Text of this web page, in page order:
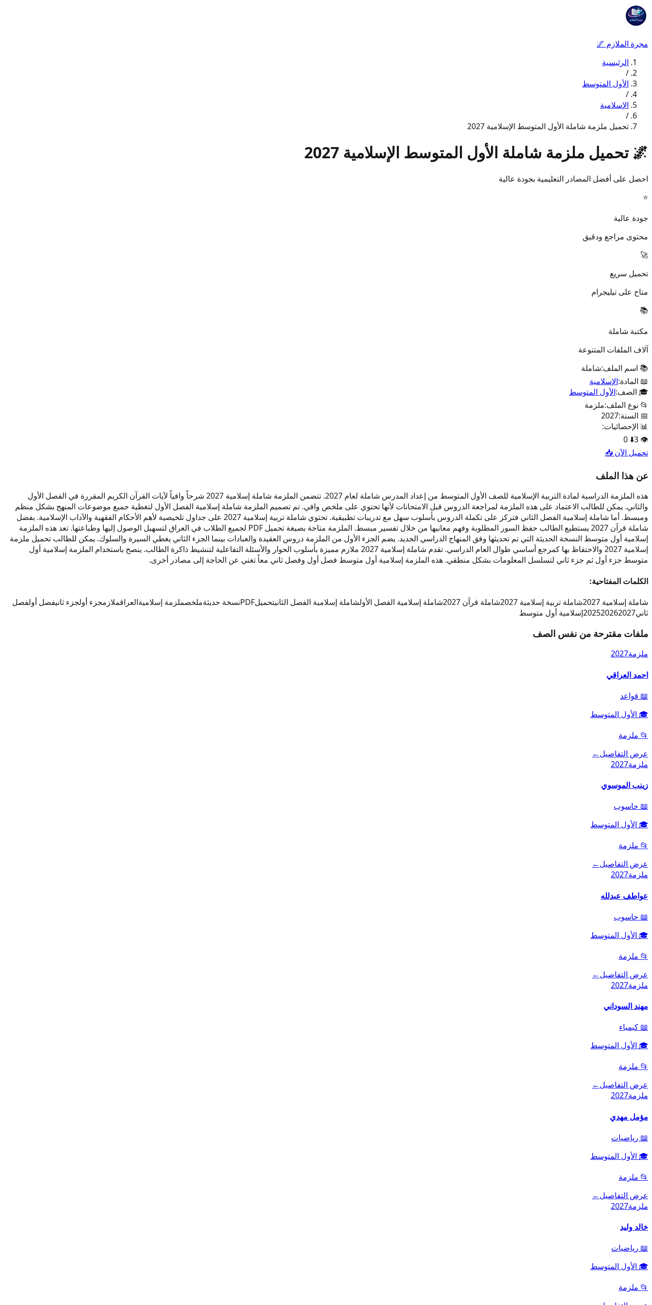
مجرة الملازم 🌌
الرئيسية
/
الأول المتوسط
/
الإسلامية
/
تحميل ملزمة شاملة الأول المتوسط الإسلامية 2027
🌌 تحميل ملزمة شاملة الأول المتوسط الإسلامية 2027
احصل على أفضل المصادر التعليمية بجودة عالية
⭐
جودة عالية
محتوى مراجع ودقيق
🚀
تحميل سريع
متاح على تيليجرام
📚
مكتبة شاملة
آلاف الملفات المتنوعة
📚 اسم الملف:شاملة
📖 المادة:الإسلامية
🎓 الصف:الأول المتوسط
📂 نوع الملف:ملزمة
📅 السنة:2027
📊 الإحصائيات:
👁️
3
⬇️
0
تحميل الآن 📥
عن هذا الملف
هذه الملزمة الدراسية لمادة التربية الإسلامية للصف الأول المتوسط من إعداد المدرس شاملة لعام 2027. تتضمن الملزمة شاملة إسلامية 2027 شرحاً وافياً لآيات القرآن الكريم المقررة في الفصل الأول
والثاني. يمكن للطالب الاعتماد على هذه الملزمة لمراجعة الدروس قبل الامتحانات لأنها تحتوي على ملخص وافي. تم تصميم الملزمة شاملة إسلامية الفصل الأول لتغطية جميع موضوعات المنهج بشكل منظم
ومبسط. أما شاملة إسلامية الفصل الثاني فتركز على تكملة الدروس بأسلوب سهل مع تدريبات تطبيقية. تحتوي شاملة تربية إسلامية 2027 على جداول تلخيصية لأهم الأحكام الفقهية والآداب الإسلامية. بفضل
شاملة قرآن 2027 يستطيع الطالب حفظ السور المطلوبة وفهم معانيها من خلال تفسير مبسط. الملزمة متاحة بصيغة تحميل PDF لجميع الطلاب في العراق لتسهيل الوصول إليها وطباعتها. تعد هذه الملزمة
إسلامية أول متوسط النسخة الحديثة التي تم تحديثها وفق المنهاج الدراسي الجديد. يضم الجزء الأول من الملزمة دروس العقيدة والعبادات بينما الجزء الثاني يغطي السيرة والسلوك. يمكن للطالب تحميل ملزمة
إسلامية 2027 والاحتفاظ بها كمرجع أساسي طوال العام الدراسي. تقدم شاملة إسلامية 2027 ملازم مميزة بأسلوب الحوار والأسئلة التفاعلية لتنشيط ذاكرة الطالب. ينصح باستخدام الملزمة إسلامية أول
متوسط جزء أول ثم جزء ثاني لتسلسل المعلومات بشكل منطقي. هذه الملزمة إسلامية أول متوسط فصل أول وفصل ثاني معاً تغني عن الحاجة إلى مصادر أخرى.
الكلمات المفتاحية:
شاملة إسلامية 2027
شاملة تربية إسلامية 2027 شاملة قرآن 2027 شاملة إسلامية الفصل الأولشاملة إسلامية الفصل الثانيتحميلPDFنسخة حديثةملخصملزمة إسلاميةالعراقملازمجزء أولجزء ثانيفصل أولفصل
ثاني
202520262027 إسلامية أول متوسط
ملفات مقترحة من نفس الصف
ملزمة2027
احمد العراقي
📖 قواعد
🎓 الأول المتوسط
📂 ملزمة
عرض التفاصيل←
ملزمة2027
زينب الموسوي
📖 حاسوب
🎓 الأول المتوسط
📂 ملزمة
عرض التفاصيل←
ملزمة2027
عواطف عبدلله
📖 حاسوب
🎓 الأول المتوسط
📂 ملزمة
عرض التفاصيل←
ملزمة2027
مهند السوداني
📖 كيمياء
🎓 الأول المتوسط
📂 ملزمة
عرض التفاصيل←
ملزمة2027
مؤمل مهدي
📖 رياضيات
🎓 الأول المتوسط
📂 ملزمة
عرض التفاصيل←
ملزمة2027
خالد وليد
📖 رياضيات
🎓 الأول المتوسط
📂 ملزمة